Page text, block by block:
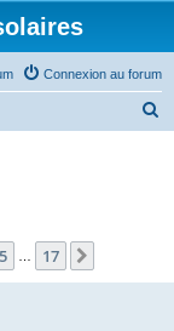
Connexion au forum
c
5 17